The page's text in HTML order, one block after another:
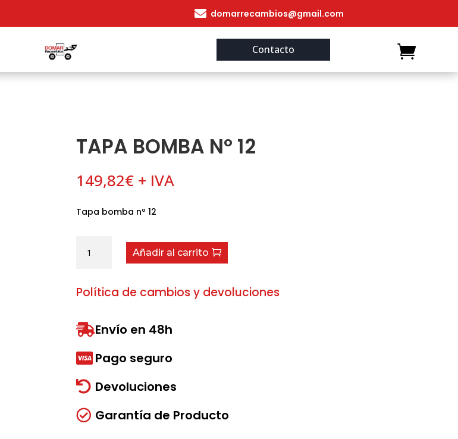
 domarrecambios@gmail.com
Contacto
TAPA BOMBA Nº 12
149,82€ + IVA
Tapa bomba nº 12
bomba
cantidad
Añadir al carrito
Política de cambios y devoluciones
Envío en 48h
 Pago seguro
 Devoluciones
 Garantía de Producto